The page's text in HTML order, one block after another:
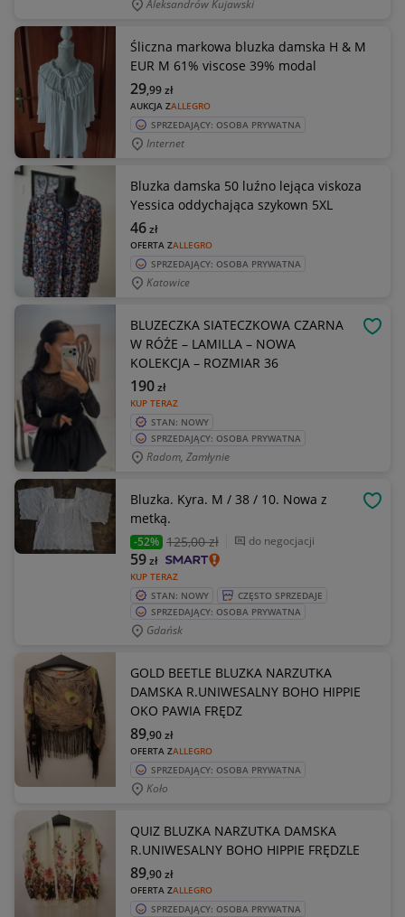
Aleksandrów Kujawski
Śliczna markowa bluzka damska H & M
EUR M 61% viscose 39% modal
AUKCJA ZALLEGRO
29,99zł
SPRZEDAJĄCY: OSOBA PRYWATNA
Internet
Bluzka damska 50 luźno lejąca viskoza
Yessica oddychająca szykown 5XL
OFERTA ZALLEGRO
46zł
SPRZEDAJĄCY: OSOBA PRYWATNA
Katowice
BLUZECZKA SIATECZKOWA CZARNA
W RÓŻE – LAMILLA – NOWA
KOLEKCJA – ROZMIAR 36
KUP TERAZ
190zł
STAN: NOWY
SPRZEDAJĄCY: OSOBA PRYWATNA
Radom, Zamłynie
Bluzka. Kyra. M / 38 / 10. Nowa z
metką.
-52% 125,00 zł do negocjacji
KUP TERAZ
59zł
STAN: NOWY
CZĘSTO SPRZEDAJE
SPRZEDAJĄCY: OSOBA PRYWATNA
Gdańsk
GOLD BEETLE BLUZKA NARZUTKA
DAMSKA R.UNIWESALNY BOHO HIPPIE
OKO PAWIA FRĘDZ
OFERTA ZALLEGRO
89,90zł
SPRZEDAJĄCY: OSOBA PRYWATNA
Koło
QUIZ BLUZKA NARZUTKA DAMSKA
R.UNIWESALNY BOHO HIPPIE FRĘDZLE
OFERTA ZALLEGRO
89,90zł
SPRZEDAJĄCY: OSOBA PRYWATNA